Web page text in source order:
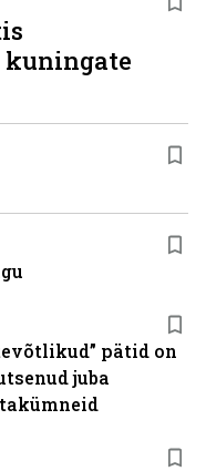
pätid on
juba
kuningate